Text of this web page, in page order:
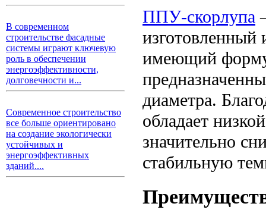
В современном
строительстве фасадные
системы играют ключевую
роль в обеспечении
энергоэффективности,
долговечности и...
Современное строительство
все больше ориентировано
на создание экологически
устойчивых и
энергоэффективных
зданий....
ППУ-скорлупа
имеющий форму
диаметра.
обладает
значительно
стабильную